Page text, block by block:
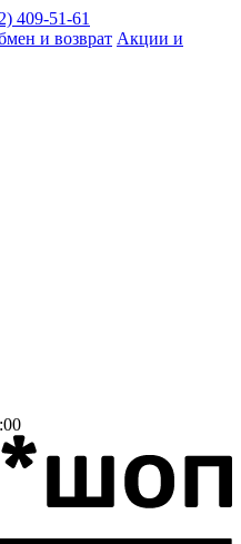
409-51-61
и возврат Акции и